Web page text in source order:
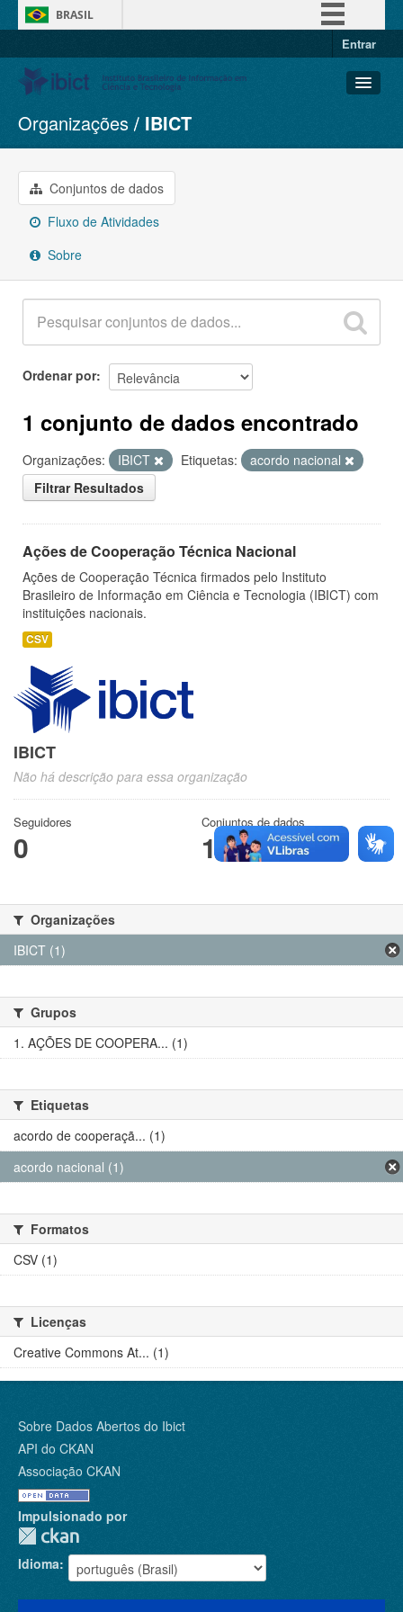
BRASIL
Entrar
Conjuntos de dados
Organizações
Grupos
Sobre
Organizações IBICT
Conjuntos de dados
Fluxo de Atividades
Sobre
Ordenar por
1 conjunto de dados encontrado
Organizações: IBICT Etiquetas:
acordo nacional
Filtrar Resultados
Ações de Cooperação Técnica Nacional
Ações de Cooperação Técnica firmados pelo Instituto
Brasileiro de Informação em Ciência e Tecnologia (IBICT) com
instituições nacionais.
CSV
IBICT
Não há descrição para essa organização
Seguidores
0
Conjuntos de dados
1
Organizações
IBICT (1)
Grupos
1. AÇÕES DE COOPERA... (1)
Etiquetas
acordo de cooperaçã... (1)
acordo nacional (1)
Formatos
CSV (1)
Licenças
Creative Commons At... (1)
Sobre Dados Abertos do Ibict
API do CKAN
Associação CKAN
Impulsionado por
Idioma